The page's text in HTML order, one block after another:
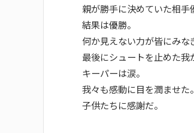
親が勝手に決めていた相手
結果は優勝。
何か見えない力が皆にみな
最後にシュートを止めた我
キーパーは涙。
我々も感動に目を潤ませた。
子供たちに感謝だ。